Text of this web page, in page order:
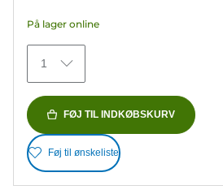
stjerner.
152
anmeldelser
På lager online
1
FØJ TIL INDKØBSKURV
Føj til ønskeliste